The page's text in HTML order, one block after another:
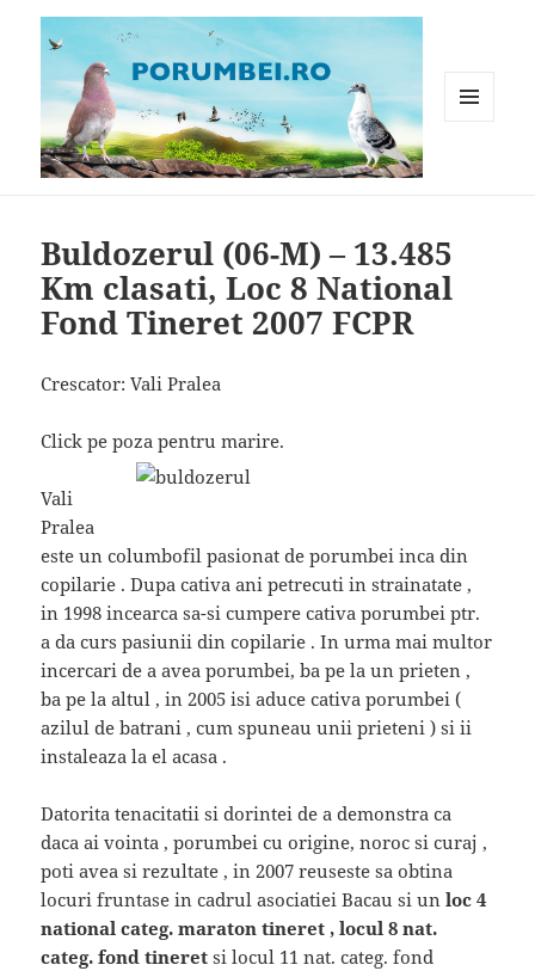
Buldozerul (06-M) – 13.485
Km clasati, Loc 8 National
Fond Tineret 2007 FCPR
Crescator: Vali Pralea
Click pe poza pentru marire.
Vali
Pralea
este un columbofil pasionat de porumbei inca din
copilarie . Dupa cativa ani petrecuti in strainatate ,
in 1998 incearca sa-si cumpere cativa porumbei ptr.
a da curs pasiunii din copilarie . In urma mai multor
incercari de a avea porumbei, ba pe la un prieten ,
ba pe la altul , in 2005 isi aduce cativa porumbei (
azilul de batrani , cum spuneau unii prieteni ) si ii
instaleaza la el acasa .
Datorita tenacitatii si dorintei de a demonstra ca
daca ai vointa , porumbei cu origine, noroc si curaj ,
poti avea si rezultate , in 2007 reuseste sa obtina
locuri fruntase in cadrul asociatiei Bacau si unloc 4
national categ. maraton tineret , locul 8 nat.
categ. fond tineret si locul 11 nat. categ. fond